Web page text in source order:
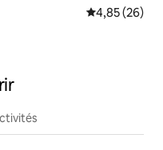
Évaluation
4,85 (26)